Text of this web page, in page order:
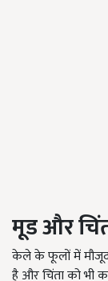
मूड और
केले के फूलों में मौजूद
है और चिंता को भी